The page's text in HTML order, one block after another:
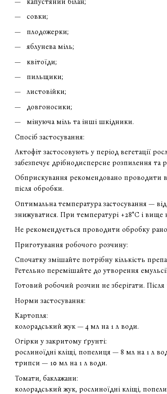
капустяний білан;
совки;
плодожерки;
яблунева міль;
квітоїди;
пильщики;
листовійки;
довгоносики;
мінуюча міль та інші шкідники.
Спосіб застосування:
Актофіт застосовують у період вегетації
забезпечує дрібнодисперсне розпилення та
Обприскування рекомендовано проводити в
після обробки.
Оптимальна температура застосування —
знижуватися. При температурі +28°C і
Не рекомендується проводити обробку
Приготування робочого розчину:
Спочатку змішайте потрібну кількість
Ретельно перемішайте до утворення
Готовий робочий розчин не зберігати.
Норми застосування:
Картопля:
колорадський жук — 4 мл на 1 л води.
Огірки у закритому ґрунті:
рослиноїдні кліщі, попелиця — 8 мл на 1 л
трипси — 10 мл на 1 л води.
Томати, баклажани:
колорадський жук, рослиноїдні кліщі,